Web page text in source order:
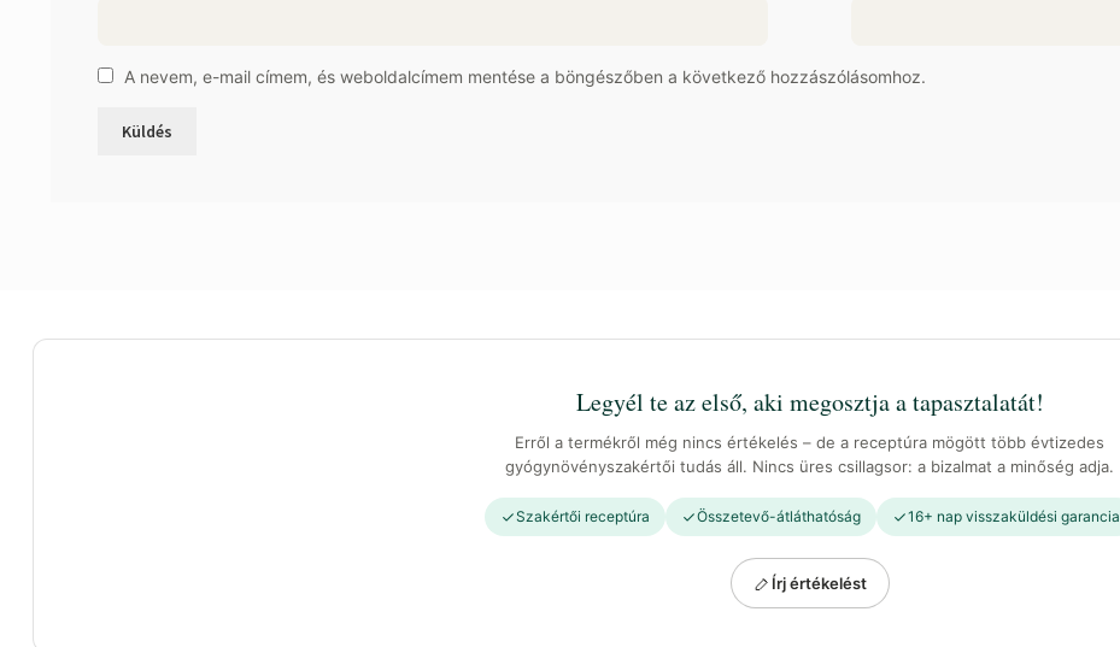
A nevem, e-mail címem, és weboldalcímem mentése a böngészőben a következő hozzászólásomhoz.
Legyél te az első, aki megosztja a tapasztalatát!
Erről a termékről még nincs értékelés – de a receptúra mögött több évtizedes
gyógynövényszakértői tudás áll. Nincs üres csillagsor: a bizalmat a minőség adja.
Szakértői receptúra Összetevő-átláthatóság 16+ nap visszaküldési garancia
Írj értékelést